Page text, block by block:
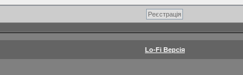
Lo-Fi Версія